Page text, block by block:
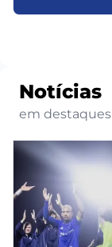
Notícias
em destaques